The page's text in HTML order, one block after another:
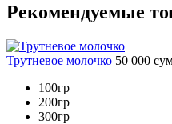
Рекомендуемые
Трутневое молочко 50 000
100гр
200гр
300гр